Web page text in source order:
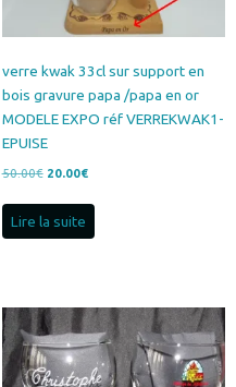
verre kwak 33cl sur support en
bois gravure papa /papa en or
MODELE EXPO réf VERREKWAK1-
EPUISE
50.00€ Le
initial
20.00€Le
est :
Lire la suite